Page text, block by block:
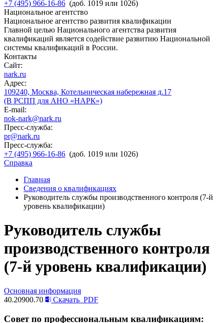
+7 (495) 966-16-86 (доб. 1019 или 1026)
Национальное агентство
Национальное агентство развития квалификации
Главной целью Национального агентства развития
квалификаций является содействие развитию Национальной
системы квалификаций в России.
Контакты
Сайт:
nark.ru
Адрес:
109240, Москва, Котельническая набережная д.17
(В РСПП для АНО «НАРК»)
E-mail:
nok-nark@nark.ru
Пресс-служба:
pr@nark.ru
Пресс-служба:
+7 (495) 966-16-86 (доб. 1019 или 1026)
Справка
Главная
Сведения о квалификациях
Руководитель службы производственного контроля (7-й
уровень квалификации)
Руководитель службы
производственного контроля
(7-й уровень квалификации)
Основная информация
40.20900.70
Скачать PDF
Совет по профессиональным квалификациям: